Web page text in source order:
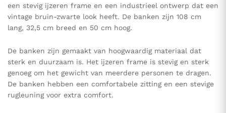
een stevig ijzeren frame en een industrieel ontwerp dat een
vintage bruin-zwarte look heeft. De banken zijn 108 cm
lang, 32,5 cm breed en 50 cm hoog.
De banken zijn gemaakt van hoogwaardig materiaal dat
sterk en duurzaam is. Het ijzeren frame is stevig en sterk
genoeg om het gewicht van meerdere personen te dragen.
De banken hebben een comfortabele zitting en een stevige
rugleuning voor extra comfort.